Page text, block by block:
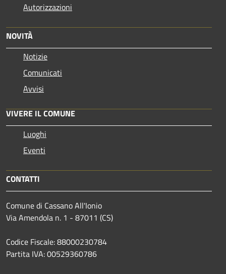
Autorizzazioni
NOVITÀ
Notizie
Comunicati
Avvisi
VIVERE IL COMUNE
Luoghi
Eventi
CONTATTI
Comune di Cassano All'Ionio
Via Amendola n. 1 - 87011 (CS)
Codice Fiscale: 88000230784
Partita IVA: 00529360786